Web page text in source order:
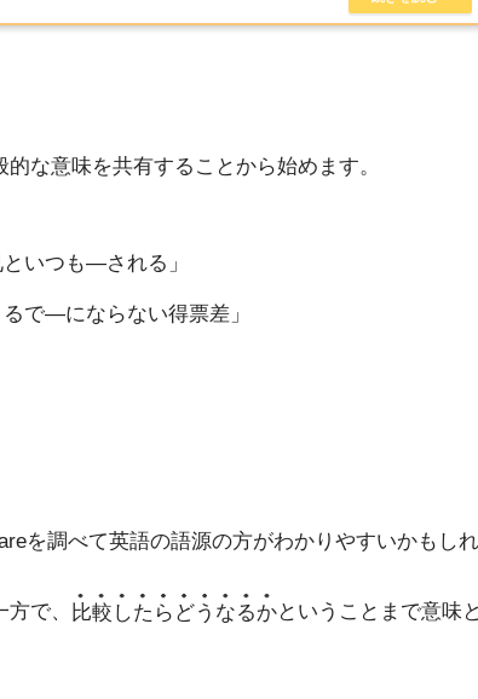
な意味を共有することから始めます。
いつも―される」
で―にならない得票差」
を調べて英語の語源の方がわかりやすいかもしれ
で、 比較したらどうなるかということまで意味